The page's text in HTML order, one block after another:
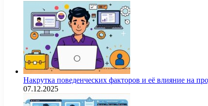
Накрутка поведенческих факторов и её влияние на
07.12.2025